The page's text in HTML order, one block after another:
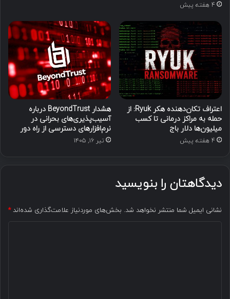
4 هفته پیش
اعتراف تکان‌دهنده هکر Ryuk: از
حمله به مراکز درمانی تا کسب
میلیون‌ها دلار باج
4 هفته پیش
هشدار BeyondTrust درباره
آسیب‌پذیری‌های بحرانی در
نرم‌افزارهای دسترسی از راه دور
تیر ۱۶, ۱۴۰۵
دیدگاهتان را بنویسید
نشانی ایمیل شما منتشر نخواهد شد. بخش‌های موردنیاز علامت‌گذاری شده‌اند*